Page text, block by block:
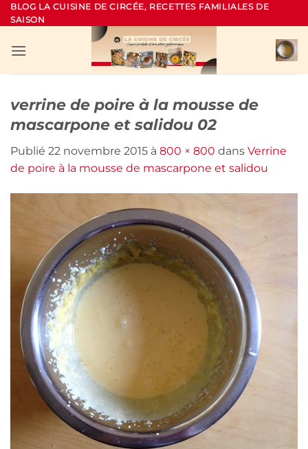
Passer
au
BLOG LA CUISINE DE CIRCÉE, RECETTES FAMILIALES DE
SAISON
verrine de poire à la mousse de
mascarpone et salidou 02
Publié 22 novembre 2015 à 800 × 800 dans Verrine
de poire à la mousse de mascarpone et salidou